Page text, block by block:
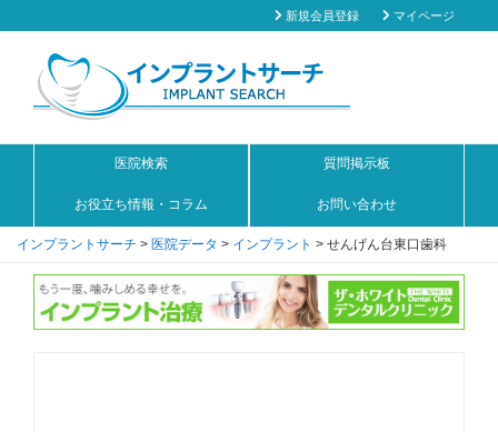
新規会員登録 マイページ
医院検索 質問掲示板
お役立ち情報・コラム お問い合わせ
インプラントサーチ > 医院データ > インプラント > せんげん台東口歯科